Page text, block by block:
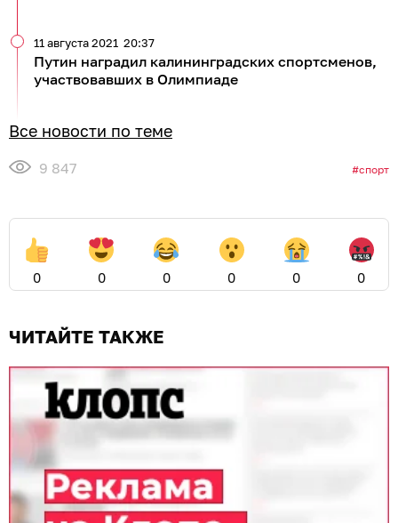
Путин наградил калининградских спортсменов,
участвовавших в Олимпиаде
11 августа 2021 20:37
Все новости по теме
9 847 спорт
0 0 0 0 0 0
ЧИТАЙТЕ ТАКЖЕ